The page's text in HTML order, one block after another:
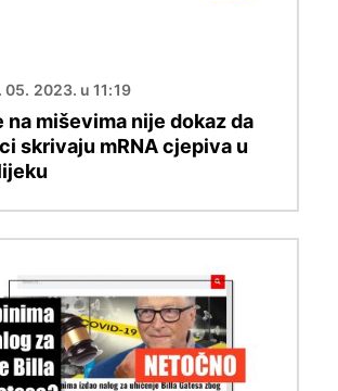
2023. u 11:19
na miševima nije dokaz da
skrivaju mRNA cjepiva u